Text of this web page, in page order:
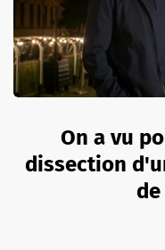
On a vu
dissection